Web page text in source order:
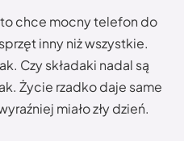
chce mocny telefon do
inny niż wszystkie.
Czy składaki nadal są
Życie rzadko daje same
miało zły dzień.